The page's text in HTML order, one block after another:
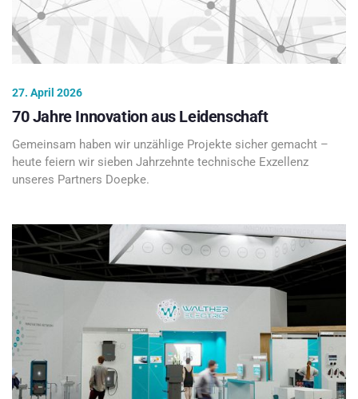
27. April 2026
70 Jahre Innovation aus Leidenschaft
Gemeinsam haben wir unzählige Projekte sicher gemacht –
heute feiern wir sieben Jahrzehnte technische Exzellenz
unseres Partners Doepke.